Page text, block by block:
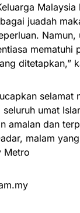
Malaysia
juadah
Namun,
mematuhi
ditetapkan,”
selamat
seluruh umat
amalan dan
malam
Metro